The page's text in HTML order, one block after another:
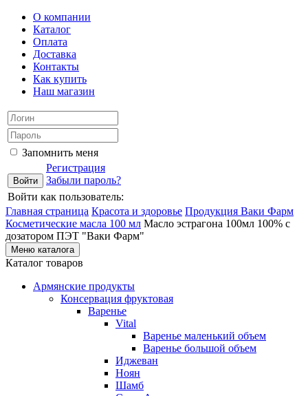
О компании
Каталог
Оплата
Доставка
Контакты
Как купить
Наш магазин
Запомнить меня
Регистрация
Забыли пароль?
Войти как пользователь:
Главная страница Красота и здоровье Продукция Ваки Фарм
Косметические масла 100 мл Масло эстрагона 100мл 100% с
дозатором ПЭТ "Ваки Фарм"
Меню каталога
Каталог товаров
Армянские продукты
Консервация фруктовая
Варенье
Vital
Варенье маленький объем
Варенье большой объем
Иджеван
Ноян
Шамб